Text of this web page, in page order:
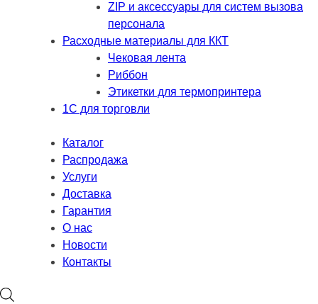
ZIP и аксессуары для систем вызова
персонала
Расходные материалы для ККТ
Чековая лента
Риббон
Этикетки для термопринтера
1С для торговли
Каталог
Распродажа
Услуги
Доставка
Гарантия
О нас
Новости
Контакты